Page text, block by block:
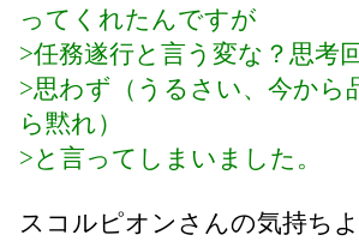
ってくれたんですが
>任務遂行と言う変な？思考
>思わず（うるさい、今から
ら黙れ）
>と言ってしまいました。
スコルピオンさんの気持ち